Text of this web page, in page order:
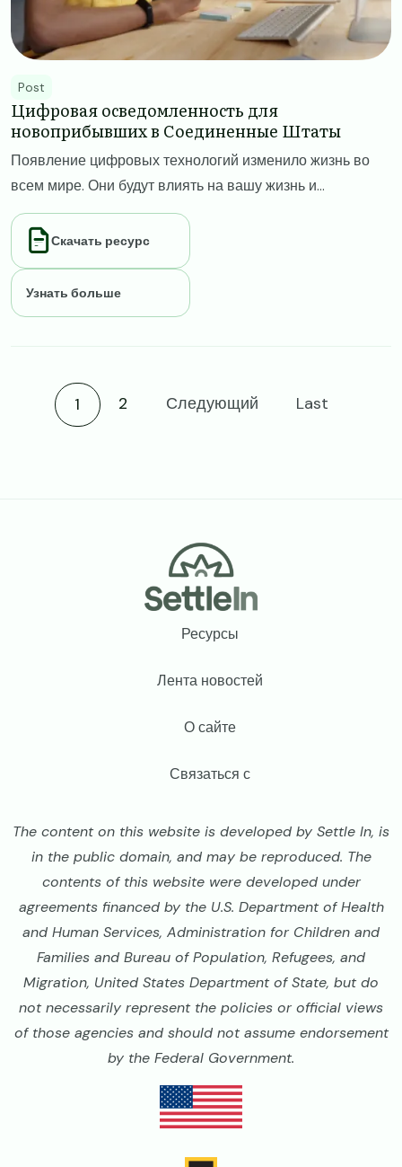
Post
Цифровая осведомленность для
новоприбывших в Соединенные Штаты
Появление цифровых технологий изменило жизнь во
всем мире. Они будут влиять на вашу жизнь и...
Скачать ресурс
Узнать больше
Current page
1 2 Следующий Last
Ресурсы
Лента новостей
О сайте
Связаться с
The content on this website is developed by Settle In, is
in the public domain, and may be reproduced. The
contents of this website were developed under
agreements financed by the U.S. Department of Health
and Human Services, Administration for Children and
Families and Bureau of Population, Refugees, and
Migration, United States Department of State, but do
not necessarily represent the policies or official views
of those agencies and should not assume endorsement
by the Federal Government.